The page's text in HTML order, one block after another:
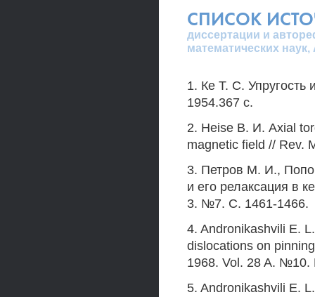
СПИСОК
диссертации и
математических
1. Ке Т. С. Упругость
1954.367 с.
2. Heise В. И. Axial
magnetic field // Rev.
3. Петров M. И.,
и его релаксация в
3. №7. С. 1461-1466.
4. Andronikashvili Е.
dislocations on
1968. Vol. 28 A. №10.
5. Andronikashvili E.